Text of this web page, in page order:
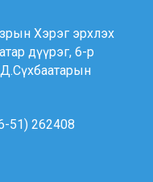
Хэрэг эрхлэх
дүүрэг, 6-р
51) 262408